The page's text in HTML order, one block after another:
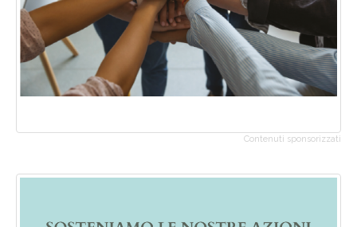
Contenuti sponsorizzati